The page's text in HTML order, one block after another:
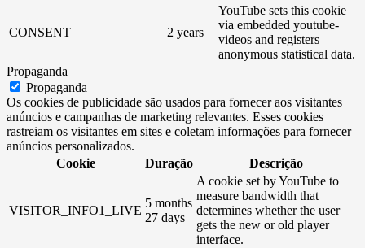
CONSENT 2 years
YouTube sets this cookie
via embedded youtube-
videos and registers
anonymous statistical data.
Propaganda
Propaganda
Os cookies de publicidade são usados ​​para fornecer aos visitantes
anúncios e campanhas de marketing relevantes. Esses cookies
rastreiam os visitantes em sites e coletam informações para fornecer
anúncios personalizados.
Cookie
Duração Descrição
VISITOR_INFO1_LIVE
5 months
27 days
A cookie set by YouTube to
measure bandwidth that
determines whether the user
gets the new or old player
interface.